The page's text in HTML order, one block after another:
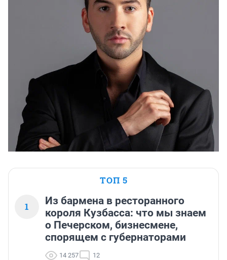
ТОП 5
1
Из бармена в ресторанного
короля Кузбасса: что мы знаем
о Печерском, бизнесмене,
спорящем с губернаторами
14 257 12